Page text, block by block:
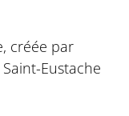
créée par
Eustache